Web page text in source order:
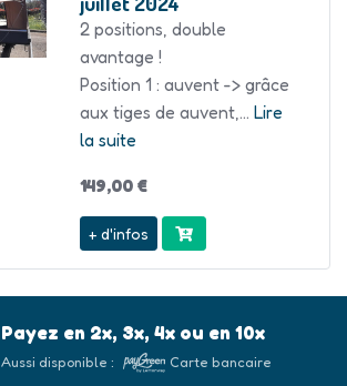
2 positions, double
avantage !
Position 1 : auvent -> grâce
aux tiges de auvent,... Lire
la suite
149,00 €
+ d'infos
Payez en 2x, 3x, 4x ou en 10x
Aussi disponible : Carte bancaire